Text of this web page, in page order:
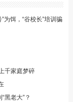
为饵，“谷校长”培训骗
千家庭梦碎
黑老大”？